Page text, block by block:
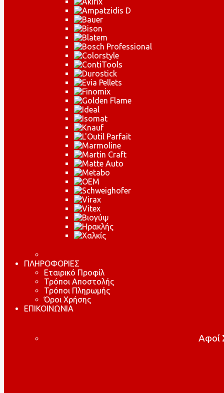
ΠΛΗΡΟΦΟΡΙΕΣ
Εταιρικό Προφίλ
Τρόποι Αποστολής
Τρόποι Πληρωμής
Όροι Χρήσης
ΕΠΙΚΟΙΝΩΝΙΑ
Αφοί